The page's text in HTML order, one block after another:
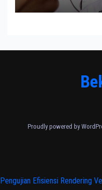
Proudly powered by
Pengujian Efisiensi Rendering